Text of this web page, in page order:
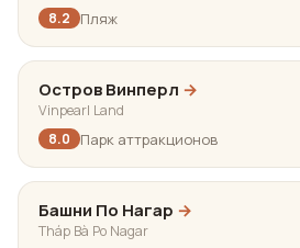
8.2
Пляж
Остров Винперл →
Vinpearl Land
8.0
Парк аттракционов
Башни По Нагар →
Tháp Bà Po Nagar